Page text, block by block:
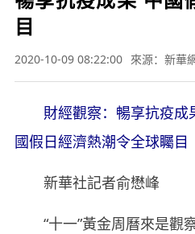
目
2020-10-09 08:22:00 來源：新華
財經觀察：暢享抗疫
國假日經濟熱潮令全球矚目
新華社記者俞懋峰
“十一”黃金周曆來是觀察